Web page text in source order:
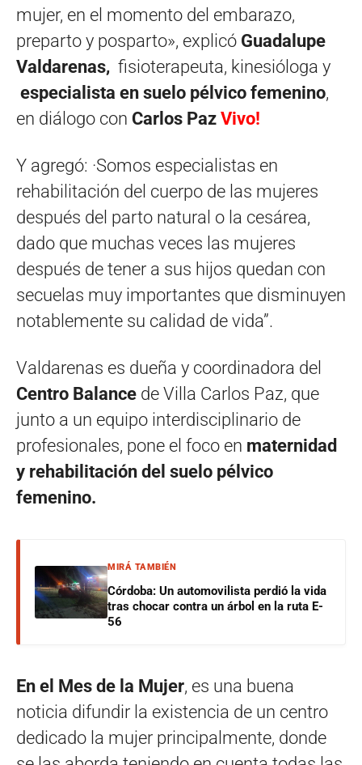
mujer, en el momento del embarazo,
preparto y posparto», explicó Guadalupe
Valdarenas, fisioterapeuta, kinesióloga y
especialista en suelo pélvico femenino,
en diálogo con Carlos Paz Vivo!
Y agregó: ·Somos especialistas en
rehabilitación del cuerpo de las mujeres
después del parto natural o la cesárea,
dado que muchas veces las mujeres
después de tener a sus hijos quedan con
secuelas muy importantes que disminuyen
notablemente su calidad de vida”.
Valdarenas es dueña y coordinadora del
Centro Balance de Villa Carlos Paz, que
junto a un equipo interdisciplinario de
profesionales, pone el foco en maternidad
y rehabilitación del suelo pélvico
femenino.
MIRÁ TAMBIÉN
Córdoba: Un automovilista perdió la vida
tras chocar contra un árbol en la ruta E-
56
En el Mes de la Mujer, es una buena
noticia difundir la existencia de un centro
dedicado la mujer principalmente, donde